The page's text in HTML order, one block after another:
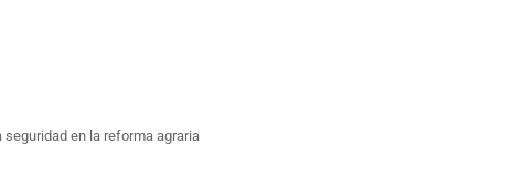
en la reforma agraria